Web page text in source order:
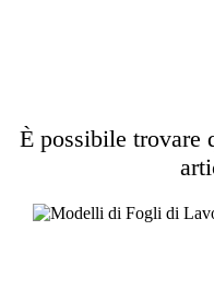
È possibile trovare